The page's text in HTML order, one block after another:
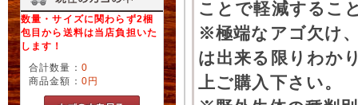
数量・サイズに関わらず2梱
包目から送料は当店負担いた
します！
合計数量： 0
商品金額： 0円
ことで軽減するこ
※極端なアゴ欠け
は出来る限りわか
上ご購入下さい。